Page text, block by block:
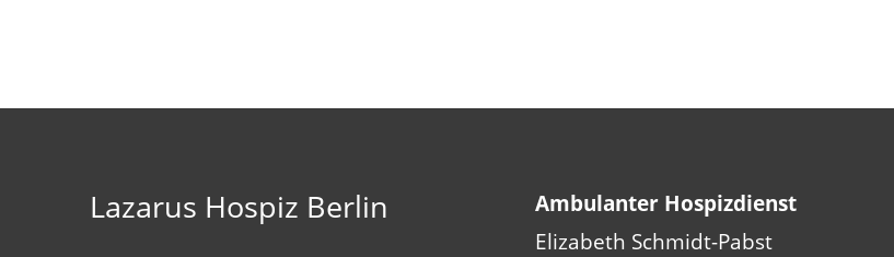
Lazarus Hospiz Berlin
Ambulanter Hospizdienst
Elizabeth Schmidt-Pabst